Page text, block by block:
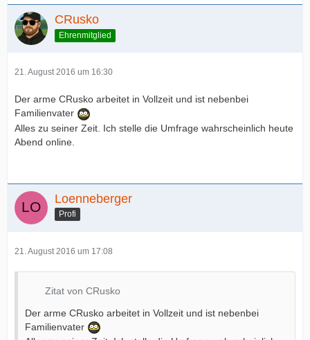
CRusko
Ehrenmitglied
21. August 2016 um 16:30
Der arme CRusko arbeitet in Vollzeit und ist nebenbei
Familienvater
Alles zu seiner Zeit. Ich stelle die Umfrage wahrscheinlich heute
Abend online.
Loenneberger
Profi
21. August 2016 um 17:08
Zitat von CRusko
Der arme CRusko arbeitet in Vollzeit und ist nebenbei
Familienvater